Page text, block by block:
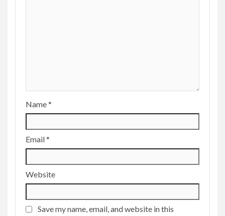
Name*
Email*
Website
Save my name, email, and website in this